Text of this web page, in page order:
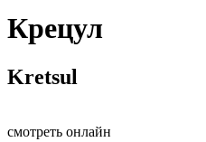
Крецул
Kretsul
смотреть онлайн